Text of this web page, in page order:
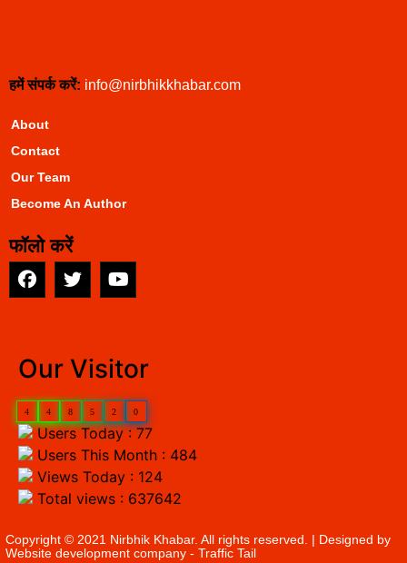
हमें संपर्क करें: info@nirbhikkhabar.com
About
Contact
Our Team
Become An Author
फॉलो करें
Our Visitor
4 4 8 5 2 0
Users Today : 77
Users This Month : 484
Views Today : 124
Total views : 637642
Copyright © 2021 Nirbhik Khabar. All rights reserved. | Designed by
Website development company - Traffic Tail